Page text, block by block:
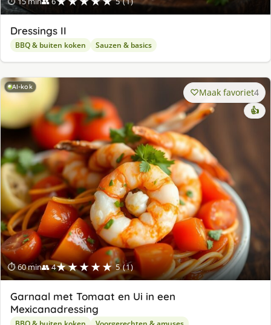
Dressings II
BBQ & buiten koken Sauzen & basics
AI-kok
⏱ 60 min👥 4★★★★★ 5 (1)
Maak favoriet4
👍
Garnaal met Tomaat en Ui in een
Mexicanadressing